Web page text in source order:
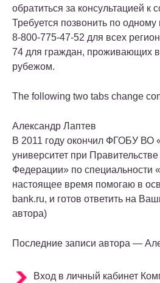
обратиться за консультацией к
Требуется позвонить по
8-800-775-47-52 для всех
74 для граждан, проживающих
рубежом.
The following two tabs change
Александр Лаптев
В 2011 году окончил ФГОБУ ВО
университет при
Федерации» по специальности
настоящее время помогаю в
bank.ru, и готов ответить на
автора)
Последние записи автора —
Вход в личный кабинет